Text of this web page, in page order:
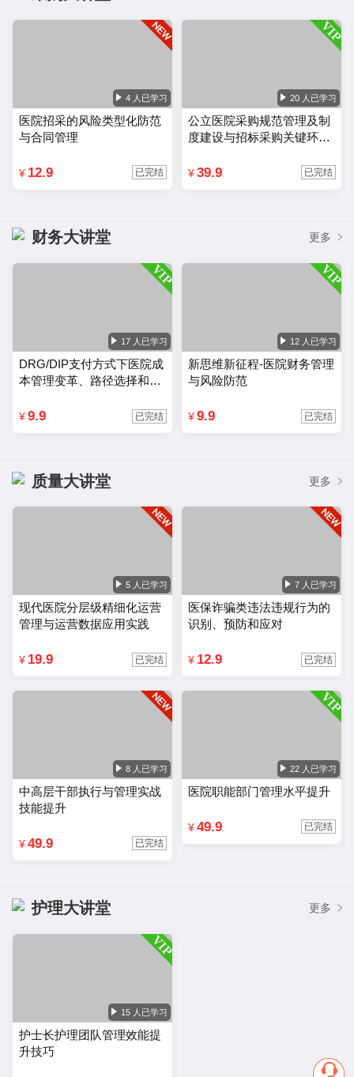
4 人已学习
医院招采的风险类型化防范
与合同管理
¥ 12.9 已完结
20 人已学习
公立医院采购规范管理及制
度建设与招标采购关键环节
¥ 39.9 已完结
财务大讲堂 更多
17 人已学习
DRG/DIP支付方式下医院成
本管理变革、路径选择和应
¥ 9.9 已完结
12 人已学习
新思维新征程-医院财务管理
与风险防范
¥ 9.9 已完结
质量大讲堂 更多
5 人已学习
现代医院分层级精细化运营
管理与运营数据应用实践
¥ 19.9 已完结
7 人已学习
医保诈骗类违法违规行为的
识别、预防和应对
¥ 12.9 已完结
8 人已学习
中高层干部执行与管理实战
技能提升
¥ 49.9 已完结
22 人已学习
医院职能部门管理水平提升
¥ 49.9 已完结
护理大讲堂 更多
15 人已学习
护士长护理团队管理效能提
升技巧